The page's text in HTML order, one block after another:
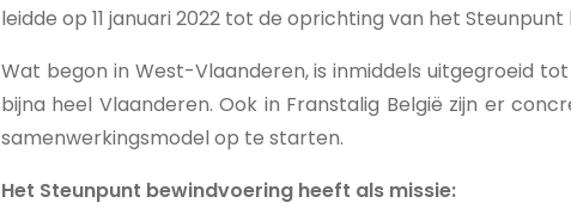
leidde op 11 januari 2022 tot de oprichting van het
Wat begon in West-Vlaanderen, is inmiddels uitgegroeid
bijna heel Vlaanderen. Ook in Franstalig België zijn er
samenwerkingsmodel op te starten.
Het Steunpunt bewindvoering heeft als missie: